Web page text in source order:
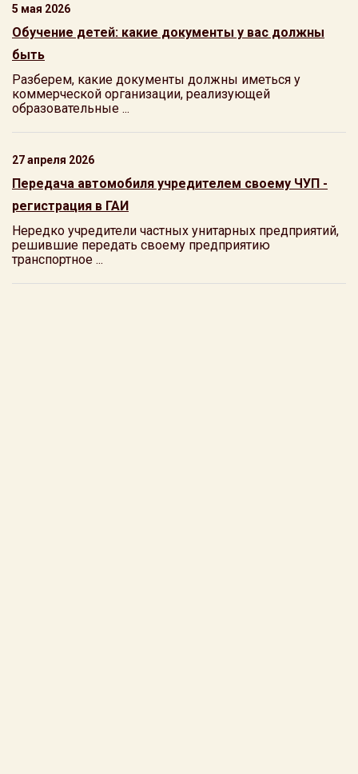
5 мая 2026
Обучение детей: какие документы у вас должны
быть
Разберем, какие документы должны иметься у
коммерческой организации, реализующей
образовательные ...
27 апреля 2026
Передача автомобиля учредителем своему ЧУП -
регистрация в ГАИ
Нередко учредители частных унитарных предприятий,
решившие передать своему предприятию
транспортное ...